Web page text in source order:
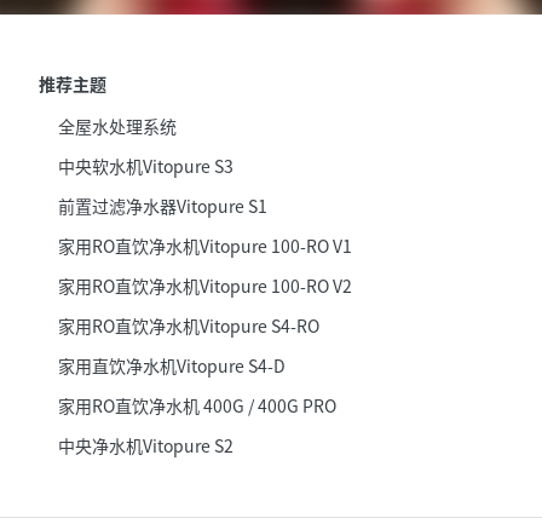
推荐主题
全屋水处理系统
中央软水机Vitopure S3
前置过滤净水器Vitopure S1
家用RO直饮净水机Vitopure 100-RO V1
家用RO直饮净水机Vitopure 100-RO V2
家用RO直饮净水机Vitopure S4-RO
家用直饮净水机Vitopure S4-D
家用RO直饮净水机 400G / 400G PRO
中央净水机Vitopure S2